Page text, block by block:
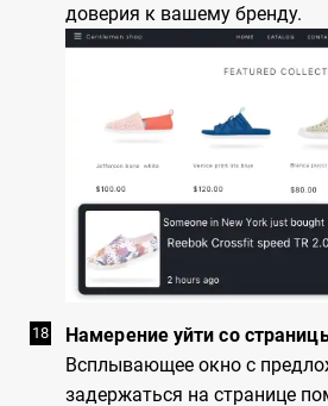
доверия к вашему бренду.
Намерение уйти со
Всплывающее окно с
задержаться на странице